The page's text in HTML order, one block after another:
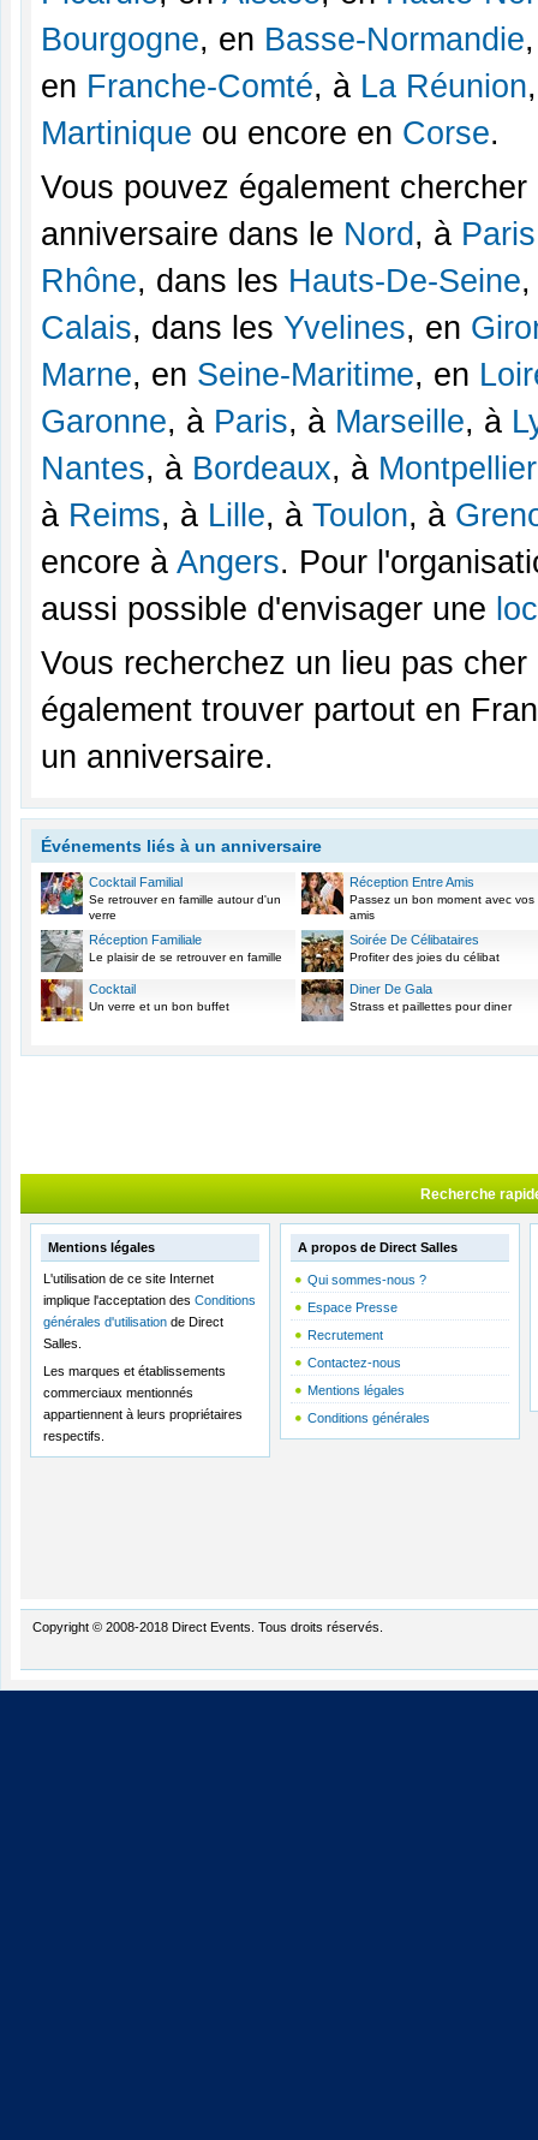
Bourgogne, en Basse-Normandie
en Franche-Comté, à La Réunion
Martinique ou encore en Corse.
Vous pouvez également
anniversaire dans le Nord , à Paris
Rhône, dans les Hauts-De-Seine
Calais, dans les Yvelines, en
Marne, en Seine-Maritime, en
Garonne, à Paris, à Marseille, à
Nantes, à Bordeaux, à Montpellier
à Reims, à Lille, à Toulon, à
encore à Angers. Pour
aussi possible d'envisager une
Vous recherchez un lieu pas
également trouver partout en
un anniversaire.
Événements liés à un anniversaire
Cocktail Familial
Se retrouver en famille autour d'un
verre
Réception Entre Amis
Passez un bon moment avec vos
amis
Réception Familiale
Le plaisir de se retrouver en famille
Soirée De Célibataires
Profiter des joies du célibat
Cocktail
Un verre et un bon buffet
Diner De Gala
Strass et paillettes pour diner
Recherche
Mentions légales
L'utilisation de ce site Internet
implique l'acceptation des Conditions
générales d'utilisation de Direct
Salles.
Les marques et établissements
commerciaux mentionnés
appartiennent à leurs propriétaires
respectifs.
A propos de Direct Salles
Qui sommes-nous ?
Espace Presse
Recrutement
Contactez-nous
Mentions légales
Conditions générales
Copyright © 2008-2018 Direct Events. Tous droits réservés.